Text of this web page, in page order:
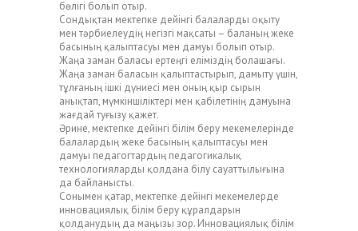
бөлігі болып отыр.
Сондықтан мектепке дейінгі балаларды оқыту
мен тәрбиелеудің негізгі мақсаты – баланың жеке
басының қалыптасуы мен дамуы болып отыр.
Жаңа заман баласы ертеңгі еліміздің болашағы.
Жаңа заман баласын қалыптастырып, дамыту үшін,
тұлғаның ішкі дүниесі мен оның қыр сырын
анықтап, мүмкіншіліктері мен қабілетінің дамуына
жағдай туғызу қажет.
Әрине, мектепке дейінгі білім беру мекемелерінде
балалардың жеке басының қалыптасуы мен
дамуы педагогтардың педагогикалық
технологияларды қолдана білу сауаттылығына
да байланысты.
Сонымен қатар, мектепке дейінгі мекемелерде
инновациялық білім беру құралдарын
қолданудың да маңызы зор. Инновациялық білім